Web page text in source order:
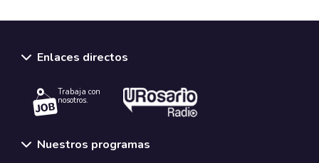
Enlaces directos
Trabaja con
nosotros.
Nuestros programas